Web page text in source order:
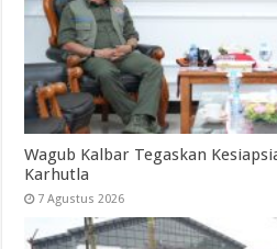
Wagub Kalbar Tegaskan
Karhutla
7 Agustus 2026